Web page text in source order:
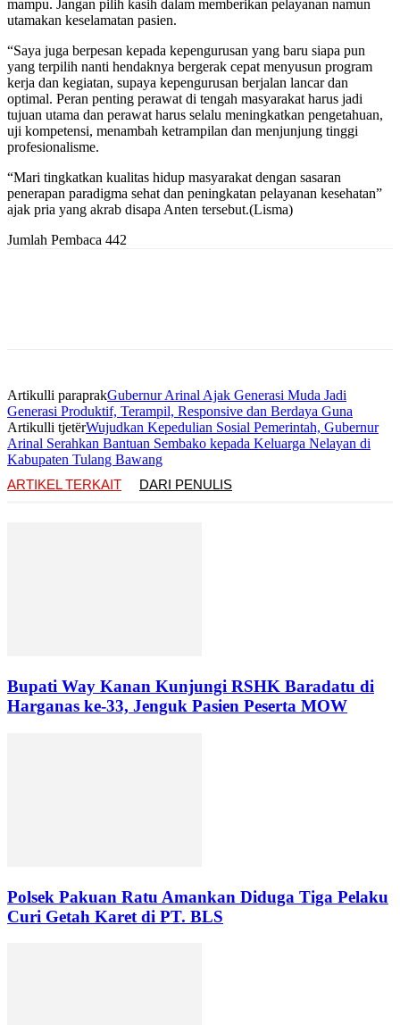
mampu. Jangan pilih kasih dalam memberikan pelayanan namun
utamakan keselamatan pasien.
“Saya juga berpesan kepada kepengurusan yang baru siapa pun
yang terpilih nanti hendaknya bergerak cepat menyusun program
kerja dan kegiatan, supaya kepengurusan berjalan lancar dan
optimal. Peran penting perawat di tengah masyarakat harus jadi
tujuan utama dan perawat harus selalu meningkatkan pengetahuan,
uji kompetensi, menambah ketrampilan dan menjunjung tinggi
profesionalisme.
“Mari tingkatkan kualitas hidup masyarakat dengan sasaran
penerapan paradigma sehat dan peningkatan pelayanan kesehatan”
ajak pria yang akrab disapa Anten tersebut.(Lisma)
Jumlah Pembaca 442
Artikulli paraprakGubernur Arinal Ajak Generasi Muda Jadi
Generasi Produktif, Terampil, Responsive dan Berdaya Guna
Artikulli tjetërWujudkan Kepedulian Sosial Pemerintah, Gubernur
Arinal Serahkan Bantuan Sembako kepada Keluarga Nelayan di
Kabupaten Tulang Bawang
ARTIKEL TERKAIT
DARI PENULIS
Bupati Way Kanan Kunjungi RSHK Baradatu di
Harganas ke-33, Jenguk Pasien Peserta MOW
Polsek Pakuan Ratu Amankan Diduga Tiga Pelaku
Curi Getah Karet di PT. BLS